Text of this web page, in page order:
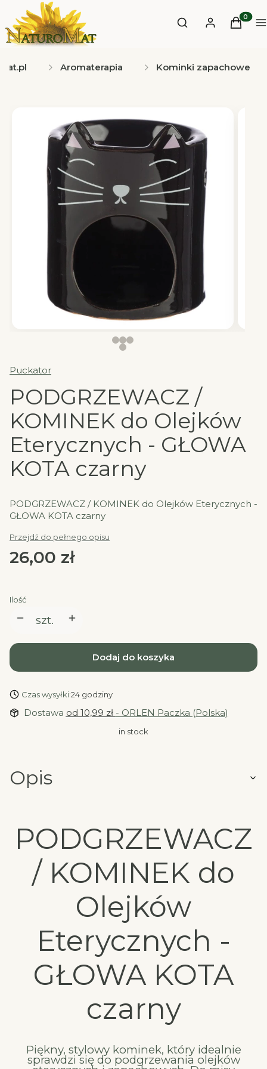
Otwórz
Szukaj Zaloguj sięKoszyk
Aromaterapia Kominki zapachowe
Puckator
PODGRZEWACZ /
KOMINEK do Olejków
Eterycznych - GŁOWA
KOTA czarny
PODGRZEWACZ / KOMINEK do Olejków Eterycznych -
GŁOWA KOTA czarny
Przejdź do pełnego opisu
Cena
26,00 zł
Ilość
szt.
Dodaj do koszyka
Czas wysyłki:24 godziny
Dostawa od 10,99 zł - ORLEN Paczka (Polska)
in stock
Opis
PODGRZEWACZ
/ KOMINEK do
Olejków
Eterycznych -
GŁOWA KOTA
czarny
Piękny, stylowy kominek, który idealnie
sprawdzi się do podgrzewania olejków